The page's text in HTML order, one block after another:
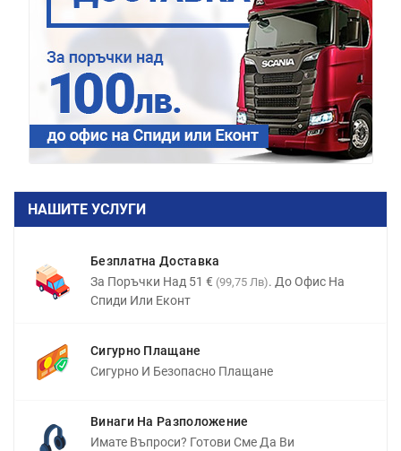
НАШИТЕ УСЛУГИ
Безплатна Доставка
За Поръчки Над 51 € (99,75 Лв). До Офис На
Спиди Или Еконт
Сигурно Плащане
Сигурно И Безопасно Плащане
Винаги На Разположение
Имате Въпроси? Готови Сме Да Ви